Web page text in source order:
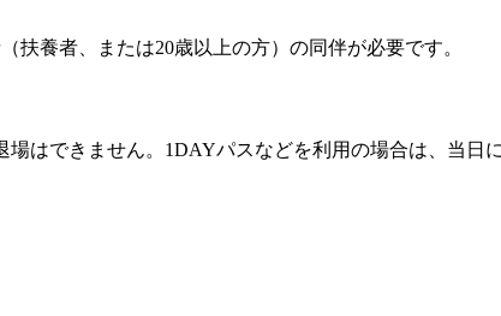
扶養者、または20歳以上の方）の同伴が必要です。
はできません。1DAYパスなどを利用の場合は、当日